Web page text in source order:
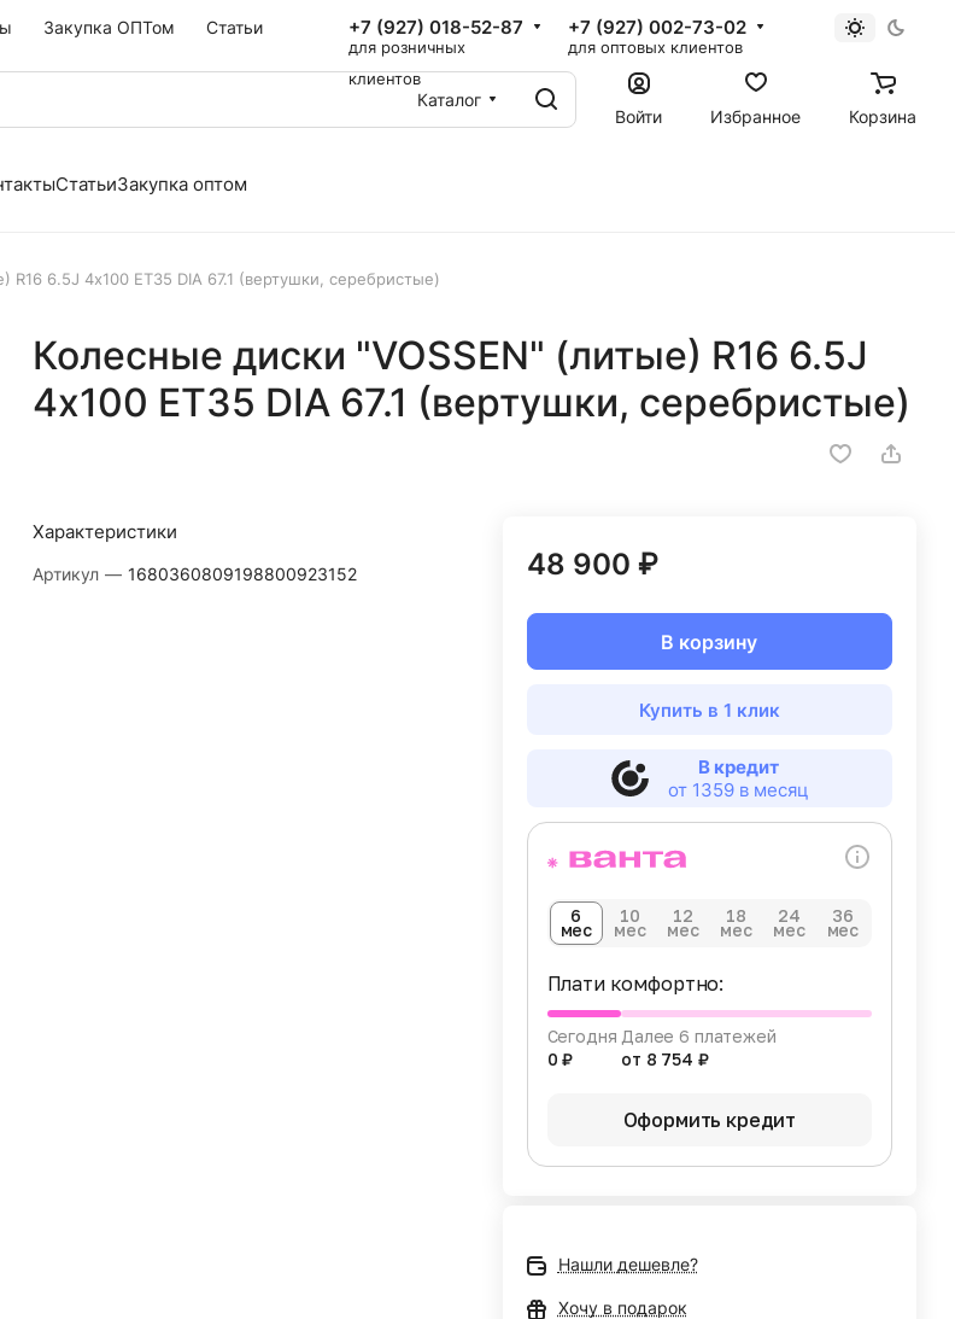
Закупка ОПТом Статьи +7 (927) 018-52-87
для розничных
клиентов
+7 (927) 002-73-02
для оптовых клиентов
Каталог
Войти
Избранное Корзина
СтатьиЗакупка оптом
R16 6.5J 4х100 ET35 DIA 67.1 (вертушки, серебристые)
Колесные диски "VOSSEN" (литые) R16 6.5J
4х100 ET35 DIA 67.1 (вертушки, серебристые)
Характеристики
Артикул — 1680360809198800923152 48 900 ₽
В корзину
Купить в 1 клик
В кредит
от 1359 в месяц
6
мес
10
мес
12
мес
18
мес
24
мес
36
мес
Плати комфортно:
Сегодня
0 ₽
Далее 6 платежей
от 8 754 ₽
Оформить кредит
Нашли дешевле?
Хочу в подарок